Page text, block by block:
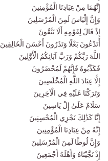
إِنَّهُمَا مِنْ عِبَادِنَا الْمُؤْمِنِينَ
وَإِنَّ إِلْيَاسَ لَمِنَ الْمُرْسَلِينَ
إِذْ قَالَ لِقَوْمِهِ أَلَا تَتَّقُونَ
أَتَدْعُونَ بَعْلًا وَتَذَرُونَ أَحْسَنَ الْخَالِقِينَ
اللَّهَ رَبَّكُمْ وَرَبَّ آبَائِكُمُ الْأَوَّلِينَ
فَكَذَّبُوهُ فَإِنَّهُمْ لَمُحْضَرُونَ
إِلَّا عِبَادَ اللَّهِ الْمُخْلَصِينَ
وَتَرَكْنَا عَلَيْهِ فِي الْآخِرِينَ
سَلَامٌ عَلَىٰ إِلْ يَاسِينَ
إِنَّا كَذَٰلِكَ نَجْزِي الْمُحْسِنِينَ
إِنَّهُ مِنْ عِبَادِنَا الْمُؤْمِنِينَ
وَإِنَّ لُوطًا لَمِنَ الْمُرْسَلِينَ
إِذْ نَجَّيْنَاهُ وَأَهْلَهُ أَجْمَعِينَ